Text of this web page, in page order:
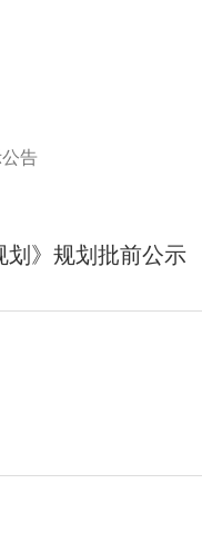
告
划》规划批前公示